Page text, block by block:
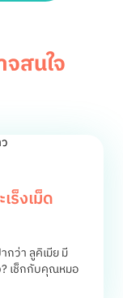
สนใจ
ร็งเม็ด
กว่า ลูคิเมีย มี
เช็กกับคุณหมอ